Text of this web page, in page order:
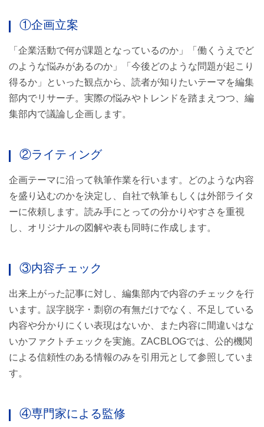
①企画立案
「企業活動で何が課題となっているのか」「働くうえでど
のような悩みがあるのか」「今後どのような問題が起こり
得るか」といった観点から、読者が知りたいテーマを編集
部内でリサーチ。実際の悩みやトレンドを踏まえつつ、編
集部内で議論し企画します。
②ライティング
企画テーマに沿って執筆作業を行います。どのような内容
を盛り込むのかを決定し、自社で執筆もしくは外部ライタ
ーに依頼します。読み手にとっての分かりやすさを重視
し、オリジナルの図解や表も同時に作成します。
③内容チェック
出来上がった記事に対し、編集部内で内容のチェックを行
います。誤字脱字・剽窃の有無だけでなく、不足している
内容や分かりにくい表現はないか、また内容に間違いはな
いかファクトチェックを実施。ZACBLOGでは、公的機関
による信頼性のある情報のみを引用元として参照していま
す。
④専門家による監修